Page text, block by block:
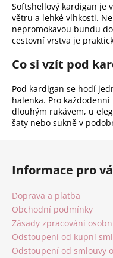
Softshellový kardigan je
větru a lehké vlhkosti.
nepromokavou bundu
cestovní vrstva je
Co si vzít pod
Pod kardigan se hodí
halenka. Pro
dlouhým rukávem, u
šaty nebo sukně v
Informace pro
Doprava a platba
Obchodní podmínky
Zásady zpracování
Odstoupení od kupní
Odstoupení od smlouvy